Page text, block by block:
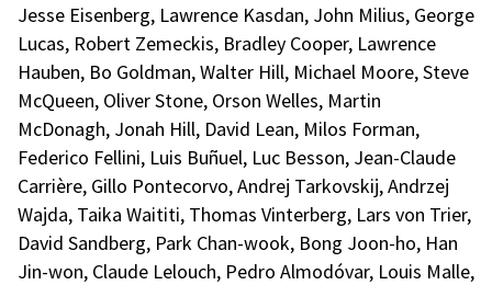
Jesse Eisenberg, Lawrence Kasdan, John Milius, George
Lucas, Robert Zemeckis, Bradley Cooper, Lawrence
Hauben, Bo Goldman, Walter Hill, Michael Moore, Steve
McQueen, Oliver Stone, Orson Welles, Martin
McDonagh, Jonah Hill, David Lean, Milos Forman,
Federico Fellini, Luis Buñuel, Luc Besson, Jean-Claude
Carrière, Gillo Pontecorvo, Andrej Tarkovskij, Andrzej
Wajda, Taika Waititi, Thomas Vinterberg, Lars von Trier,
David Sandberg, Park Chan-wook, Bong Joon-ho, Han
Jin-won, Claude Lelouch, Pedro Almodóvar, Louis Malle,